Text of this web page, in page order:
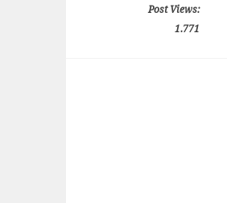
Post Views:
1.771